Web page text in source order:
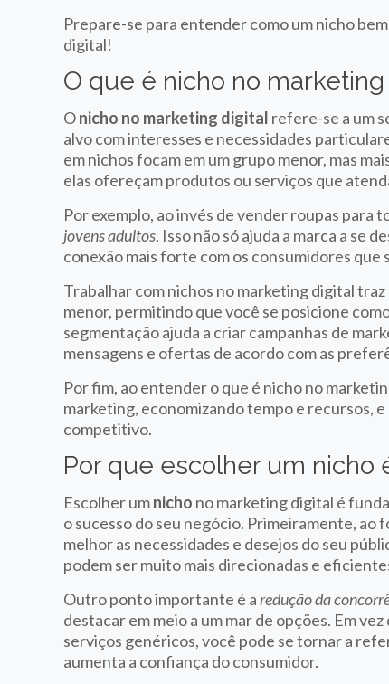
Prepare-se para entender como um nicho
digital!
O que é nicho no
Onicho no marketing digital refere-se a um
alvo com interesses e necessidades
em nichos focam em um grupo menor, mas
elas ofereçam produtos ou serviços que
Por exemplo, ao invés de vender roupas para
jovens adultos. Isso não só ajuda a marca a se
conexão mais forte com os consumidores
Trabalhar com nichos no marketing digital
menor, permitindo que você se posicione
segmentação ajuda a criar campanhas de
mensagens e ofertas de acordo com as
Por fim, ao entender o que é nicho no
marketing, economizando tempo e recursos,
competitivo.
Por que escolher um nicho
Escolher umnicho no marketing digital é
o sucesso do seu negócio. Primeiramente,
melhor as necessidades e desejos do seu
podem ser muito mais direcionadas e
Outro ponto importante é aredução da
destacar em meio a um mar de opções. Em
serviços genéricos, você pode se tornar a
aumenta a confiança do consumidor.